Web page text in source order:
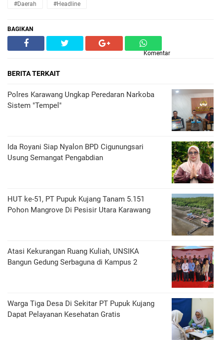
#daerah #headline
BAGIKAN
Komentar
BERITA TERKAIT
Polres Karawang Ungkap Peredaran Narkoba
Sistem "Tempel"
Ida Royani Siap Nyalon BPD Cigunungsari
Usung Semangat Pengabdian
HUT ke-51, PT Pupuk Kujang Tanam 5.151
Pohon Mangrove Di Pesisir Utara Karawang
Atasi Kekurangan Ruang Kuliah, UNSIKA
Bangun Gedung Serbaguna di Kampus 2
Warga Tiga Desa Di Sekitar PT Pupuk Kujang
Dapat Pelayanan Kesehatan Gratis